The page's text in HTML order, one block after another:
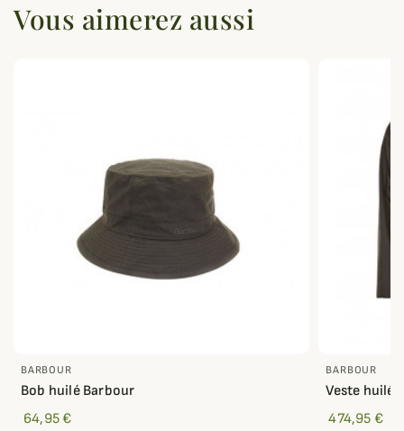
Vous aimerez aussi
BARBOUR
Bob huilé Barbour
64,95 €
BARBOUR
Veste
474,95 €